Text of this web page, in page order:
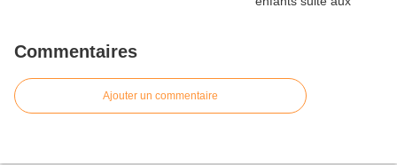
Commentaires
Ajouter un commentaire